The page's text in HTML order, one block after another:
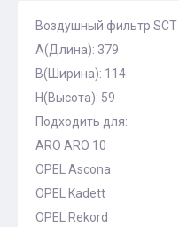
Воздушный фильтр SCT
A(Длина): 379
B(Ширина): 114
H(Высота): 59
Подходить для:
ARO ARO 10
OPEL Ascona
OPEL Kadett
OPEL Rekord